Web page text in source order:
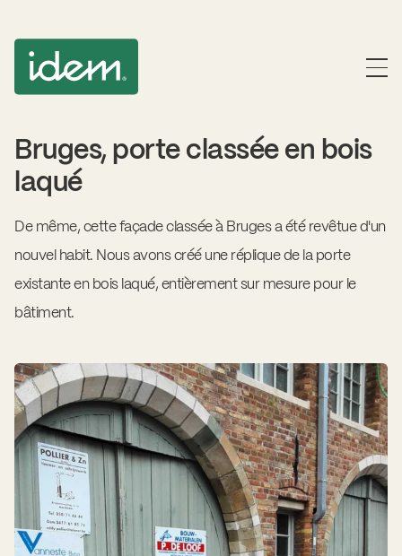
Bruges, porte classée en bois
laqué
De même, cette façade classée à Bruges a été revêtue d'un
nouvel habit. Nous avons créé une réplique de la porte
existante en bois laqué, entièrement sur mesure pour le
bâtiment.